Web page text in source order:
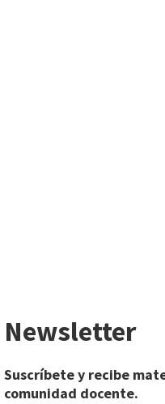
Newsletter
Suscríbete y recibe
comunidad docente.